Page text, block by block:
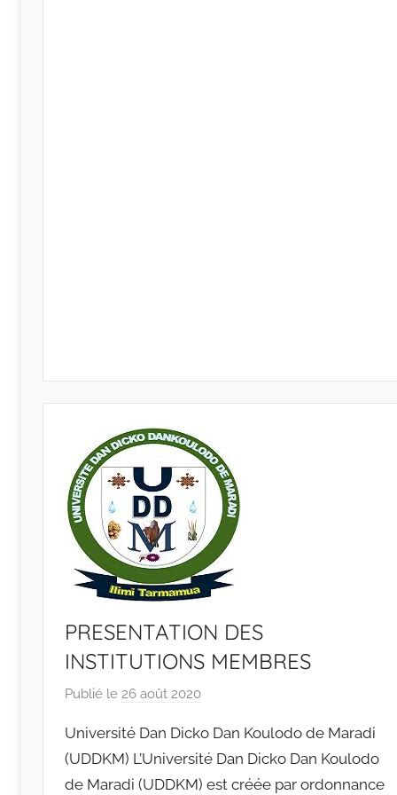
PRESENTATION DES
INSTITUTIONS MEMBRES
Publié le 26 août 2020
r
r
a
Université Dan Dicko Dan Koulodo de Maradi
(UDDKM) L’Université Dan Dicko Dan Koulodo
de Maradi (UDDKM) est créée par ordonnance